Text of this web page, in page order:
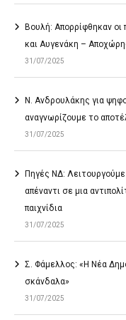
Βουλή: Απορρίφθηκαν οι
και Αυγενάκη –
31/07/2025
Ν. Ανδρουλάκης για
αναγνωρίζουμε το
31/07/2025
Πηγές ΝΔ:
απέναντι σε μια
παιχνίδια
31/07/2025
Σ. Φάμελλος: «Η Νέα
σκάνδαλα»
31/07/2025